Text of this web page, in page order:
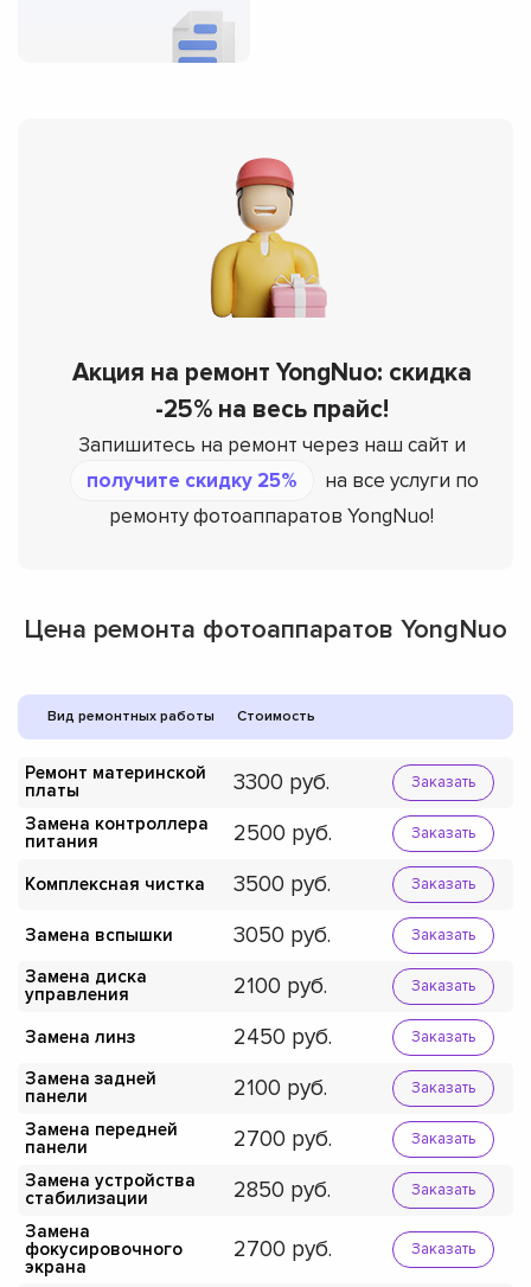
Акция на ремонт YongNuo: скидка
-25% на весь прайс!
Запишитесь на ремонт через наш сайт и
получите скидку 25%
на все услуги по
ремонту фотоаппаратов YongNuo!
Цена ремонта фотоаппаратов YongNuo
Вид ремонтных работы Стоимость
Ремонт материнской
платы
3300 Заказать
Замена контроллера
питания
2500 Заказать
Комплексная чистка 3500 Заказать
Замена вспышки 3050 Заказать
Замена диска
управления
2100 Заказать
Замена линз 2450 Заказать
Замена задней
панели
2100 Заказать
Замена передней
панели
2700 Заказать
Замена устройства
стабилизации
2850 Заказать
Замена
фокусировочного
экрана
2700 Заказать